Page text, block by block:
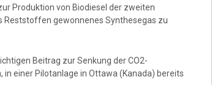
Produktion von Biodiesel der zweiten
Reststoffen gewonnenes Synthesegas zu
Beitrag zur Senkung der CO2-
einer Pilotanlage in Ottawa (Kanada) bereits